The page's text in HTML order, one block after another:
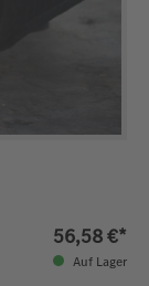
56,58 €*
Auf Lager